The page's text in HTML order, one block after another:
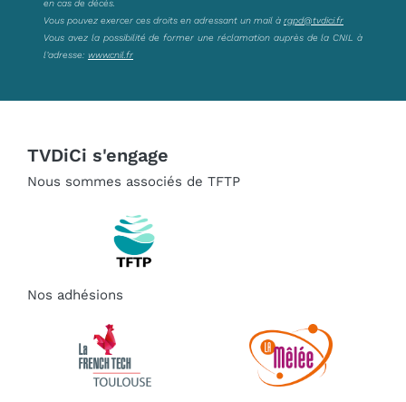
en cas de décès.
Vous pouvez exercer ces droits en adressant un mail à rgpd@tvdici.fr
Vous avez la possibilité de former une réclamation auprès de la CNIL à
l’adresse: www.cnil.fr
TVDiCi s'engage
Nous sommes associés de TFTP
Nos adhésions